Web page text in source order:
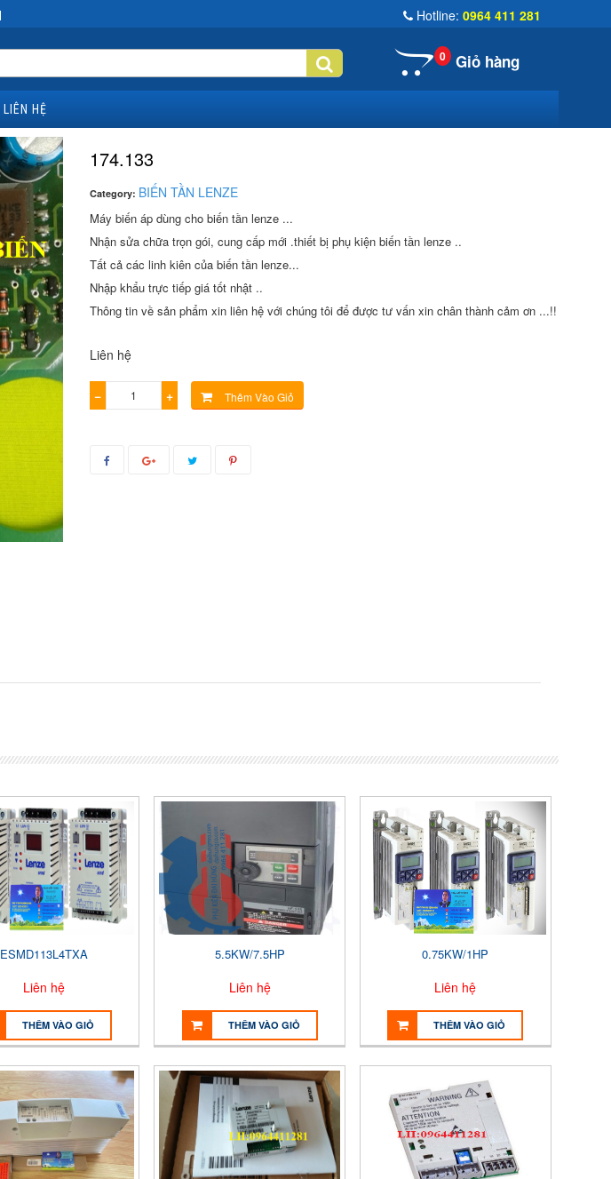
Hotline: 0964 411 281
0 Giỏ hàng
LIÊN HỆ
174.133
Category: BIẾN TẦN LENZE
Máy biến áp dùng cho biến tần lenze ...
Nhận sửa chữa trọn gói, cung cấp mới .thiết bị phụ kiện biến tần lenze ..
Tất cả các linh kiên của biến tần lenze...
Nhập khẩu trực tiếp giá tốt nhật ..
Thông tin về sản phẩm xin liên hệ với chúng tôi để được tư vấn xin chân thành cảm ơn ...!!
Liên hệ
− + Thêm Vào Giỏ
ESMD113L4TXA
Liên hệ
THÊM VÀO GIỎ
5.5KW/7.5HP
Liên hệ
THÊM VÀO GIỎ
0.75KW/1HP
Liên hệ
THÊM VÀO GIỎ